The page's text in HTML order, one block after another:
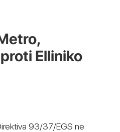
Elliniko
93/37/EGS ne